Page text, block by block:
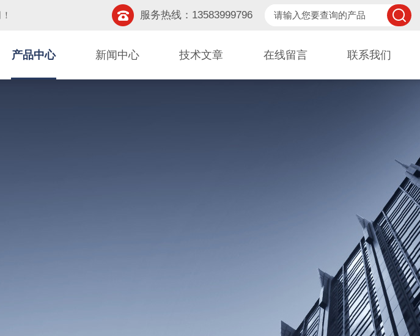
！ 服务热线：13583999796
产品中心 新闻中心 技术文章 在线留言 联系我们